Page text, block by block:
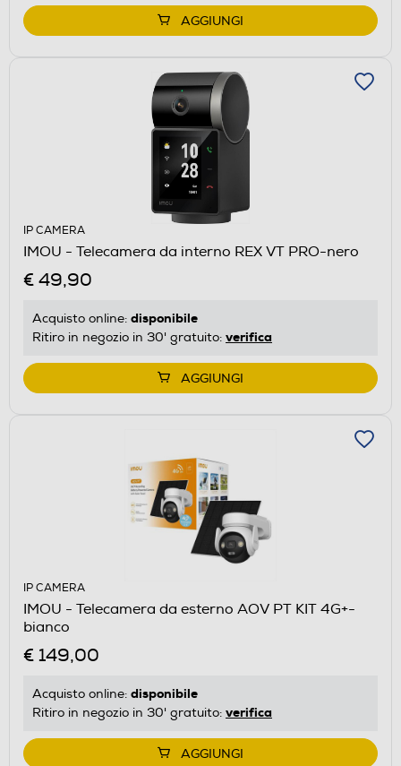
AGGIUNGI
IP CAMERA
IMOU - Telecamera da interno REX VT PRO-nero
€ 49,90
Acquisto online: disponibile
Ritiro in negozio in 30' gratuito: verifica
AGGIUNGI
IP CAMERA
IMOU - Telecamera da esterno AOV PT KIT 4G+-
bianco
€ 149,00
Acquisto online: disponibile
Ritiro in negozio in 30' gratuito: verifica
AGGIUNGI